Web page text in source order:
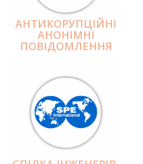
АНТИКОРУПЦІЙНІ
АНОНІМНІ
ПОВІДОМЛЕННЯ